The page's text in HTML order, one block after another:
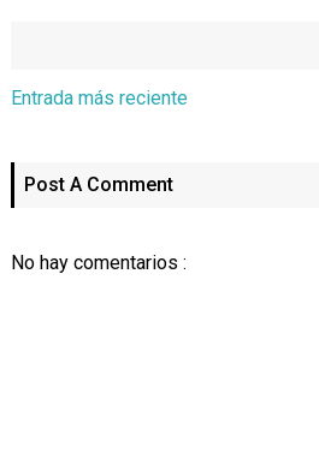
Entrada más reciente
Post A Comment
No hay comentarios :